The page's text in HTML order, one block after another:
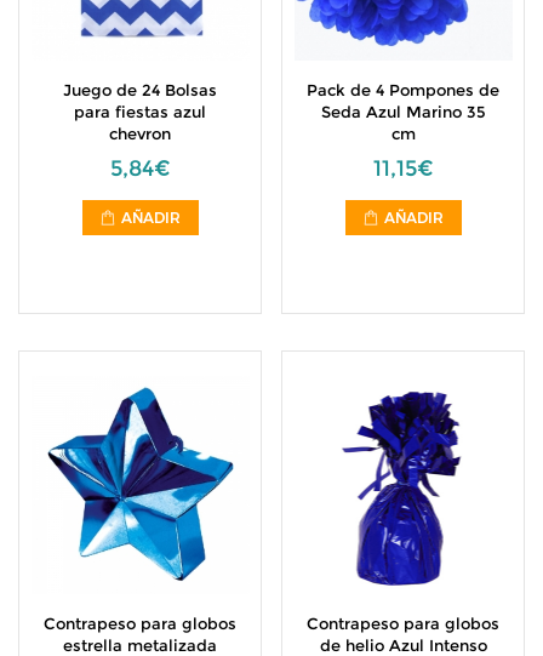
Juego de 24 Bolsas
para fiestas azul
chevron
5,84€
AÑADIR
Pack de 4 Pompones de
Seda Azul Marino 35
cm
11,15€
AÑADIR
Contrapeso para globos
estrella metalizada
Contrapeso para globos
de helio Azul Intenso